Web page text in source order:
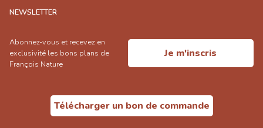
NEWSLETTER
Abonnez-vous et recevez en
exclusivité les bons plans de
François Nature
Je m'inscris
Télécharger un bon de commande